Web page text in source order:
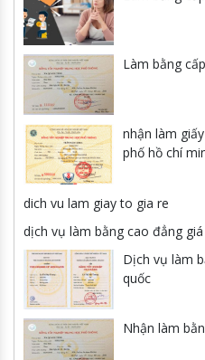
Làm bằng
nhận làm
phố hồ chí
dich vu lam giay to gia re
dịch vụ làm bằng cao đẳng
Dịch vụ làm
quốc
Nhận làm